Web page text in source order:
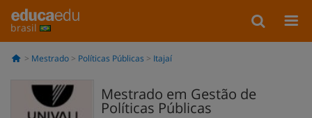
brasil
Mestrado Políticas Públicas Itajaí
Mestrado em Gestão de
Políticas Públicas